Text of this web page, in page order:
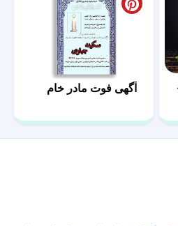
آگهی فوت مادر خام